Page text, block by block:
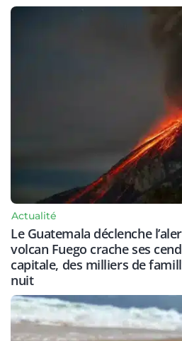
Actualité
Le Guatemala déclenche
volcan Fuego crache ses
capitale, des milliers de
nuit